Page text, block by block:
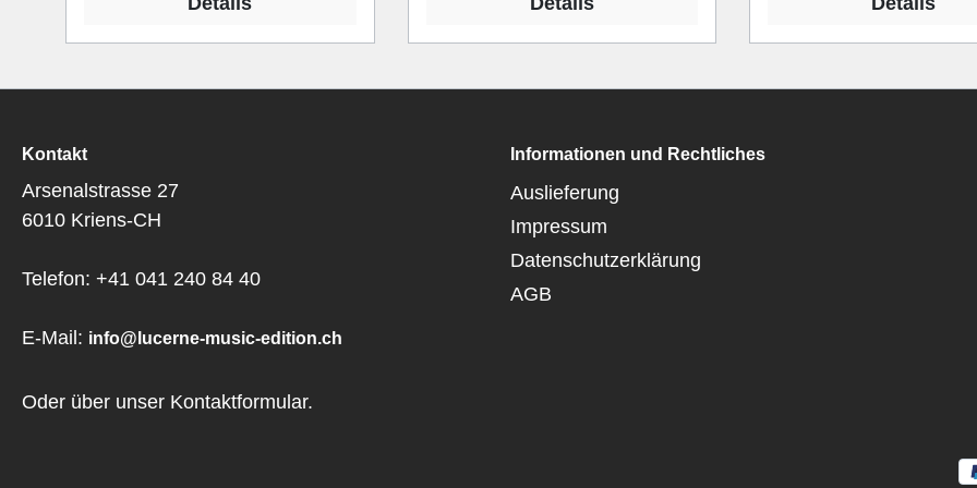
Kontakt
Arsenalstrasse 27
6010 Kriens-CH
Telefon: +41 041 240 84 40
E-Mail: info@lucerne-music-edition.ch
Oder über unser Kontaktformular.
Informationen und Rechtliches
Auslieferung
Impressum
Datenschutzerklärung
AGB